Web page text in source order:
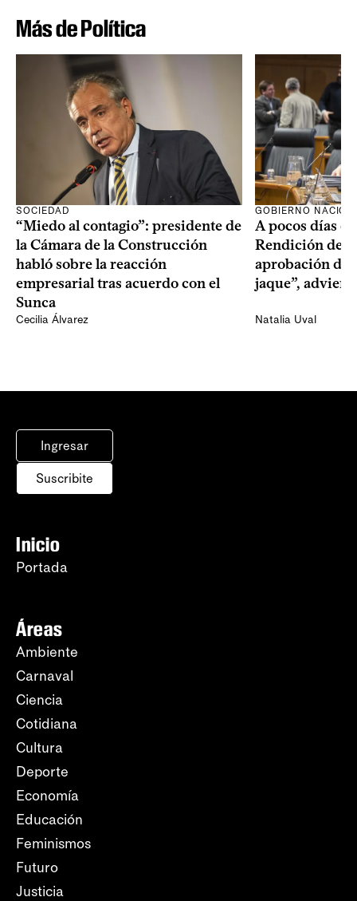
Más de Política
SOCIEDAD
“Miedo al contagio”: presidente de
la Cámara de la Construcción
habló sobre la reacción
empresarial tras acuerdo con el
Sunca
Cecilia Álvarez
GOBIERNO
A pocos días
Rendición de
aprobación del
jaque”,
Natalia Uval
Ingresar
Suscribite
Inicio
Portada
Áreas
Ambiente
Carnaval
Ciencia
Cotidiana
Cultura
Deporte
Economía
Educación
Feminismos
Futuro
Justicia